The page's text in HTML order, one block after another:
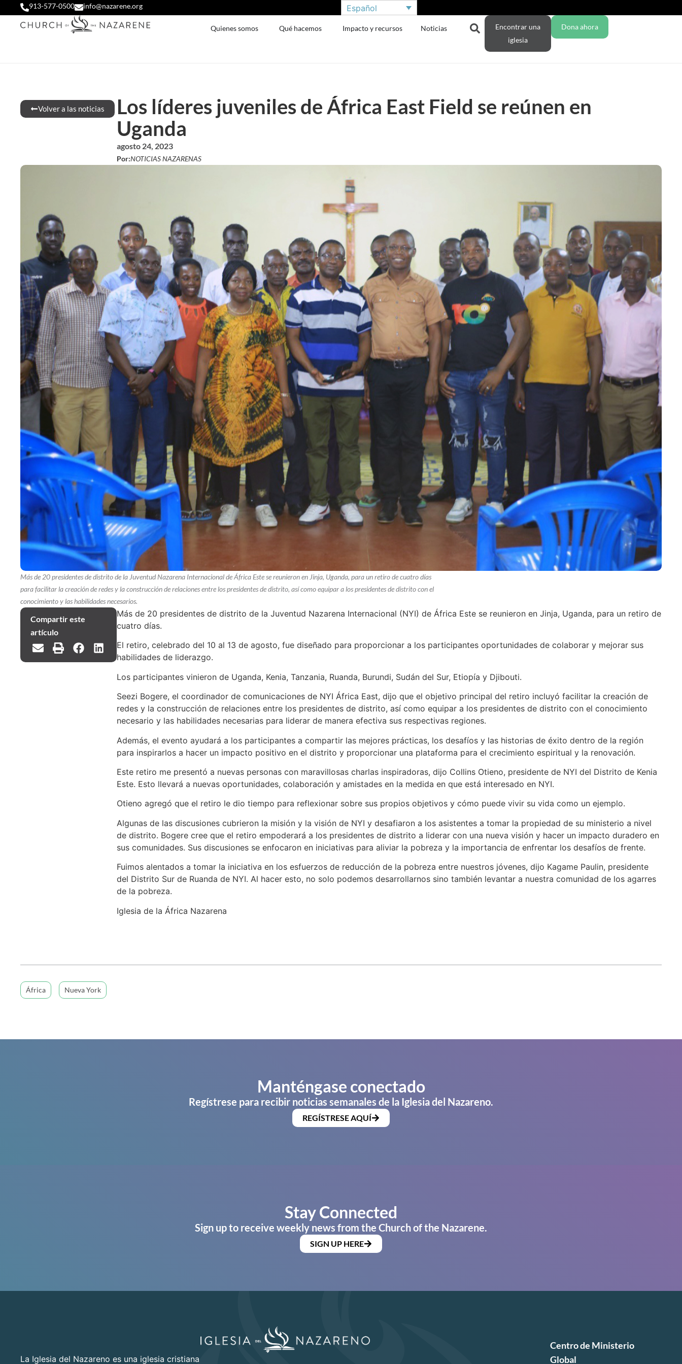
913-577-0500 info@nazarene.org Español
Quienes somos Qué hacemos Impacto y recursos Noticias
Encontrar una
iglesia
Dona ahora
Volver a las noticias
Los líderes juveniles de África East Field se reúnen en
Uganda
agosto 24, 2023
Por:NOTICIAS NAZARENAS
Más de 20 presidentes de distrito de la Juventud Nazarena Internacional de África Este se reunieron en Jinja, Uganda, para un retiro de cuatro días
para facilitar la creación de redes y la construcción de relaciones entre los presidentes de distrito, así como equipar a los presidentes de distrito con el
conocimiento y las habilidades necesarios.
Compartir este
artículo
Más de 20 presidentes de distrito de la Juventud Nazarena Internacional (NYI) de África Este se reunieron en Jinja, Uganda, para un retiro de
cuatro días.
El retiro, celebrado del 10 al 13 de agosto, fue diseñado para proporcionar a los participantes oportunidades de colaborar y mejorar sus
habilidades de liderazgo.
Los participantes vinieron de Uganda, Kenia, Tanzania, Ruanda, Burundi, Sudán del Sur, Etiopía y Djibouti.
Seezi Bogere, el coordinador de comunicaciones de NYI África East, dijo que el objetivo principal del retiro incluyó facilitar la creación de
redes y la construcción de relaciones entre los presidentes de distrito, así como equipar a los presidentes de distrito con el conocimiento
necesario y las habilidades necesarias para liderar de manera efectiva sus respectivas regiones.
Además, el evento ayudará a los participantes a compartir las mejores prácticas, los desafíos y las historias de éxito dentro de la región
para inspirarlos a hacer un impacto positivo en el distrito y proporcionar una plataforma para el crecimiento espiritual y la renovación.
Este retiro me presentó a nuevas personas con maravillosas charlas inspiradoras, dijo Collins Otieno, presidente de NYI del Distrito de Kenia
Este. Esto llevará a nuevas oportunidades, colaboración y amistades en la medida en que está interesado en NYI.
Otieno agregó que el retiro le dio tiempo para reflexionar sobre sus propios objetivos y cómo puede vivir su vida como un ejemplo.
Algunas de las discusiones cubrieron la misión y la visión de NYI y desafiaron a los asistentes a tomar la propiedad de su ministerio a nivel
de distrito. Bogere cree que el retiro empoderará a los presidentes de distrito a liderar con una nueva visión y hacer un impacto duradero en
sus comunidades. Sus discusiones se enfocaron en iniciativas para aliviar la pobreza y la importancia de enfrentar los desafíos de frente.
Fuimos alentados a tomar la iniciativa en los esfuerzos de reducción de la pobreza entre nuestros jóvenes, dijo Kagame Paulin, presidente
del Distrito Sur de Ruanda de NYI. Al hacer esto, no solo podemos desarrollarnos sino también levantar a nuestra comunidad de los agarres
de la pobreza.
Iglesia de la África Nazarena
África Nueva York
Manténgase conectado
Regístrese para recibir noticias semanales de la Iglesia del Nazareno.
REGÍSTRESE AQUÍ
Stay Connected
Sign up to receive weekly news from the Church of the Nazarene.
SIGN UP HERE
La Iglesia del Nazareno es una iglesia cristiana
Centro de Ministerio
Global